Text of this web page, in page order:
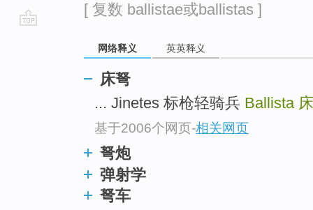
[ 复数 ballistae或ballistas ]
网络释义 英英释义
床弩
... Jinetes 标枪轻骑兵 Ballista
基于2006个网页-相关网页
弩炮
弹射学
弩车